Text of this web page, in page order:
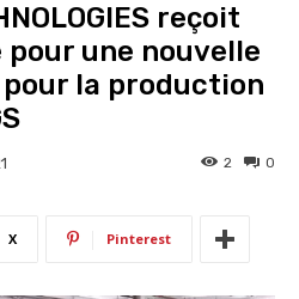
reçoit
pour une nouvelle
la production
0
2
X Pinterest